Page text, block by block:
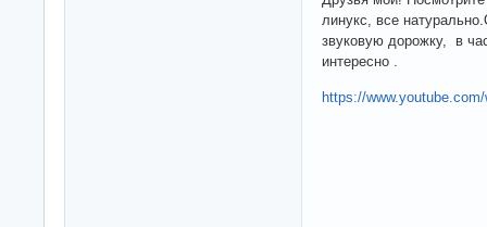
линукс, все
звуковую дорожку, в
интересно .
https://